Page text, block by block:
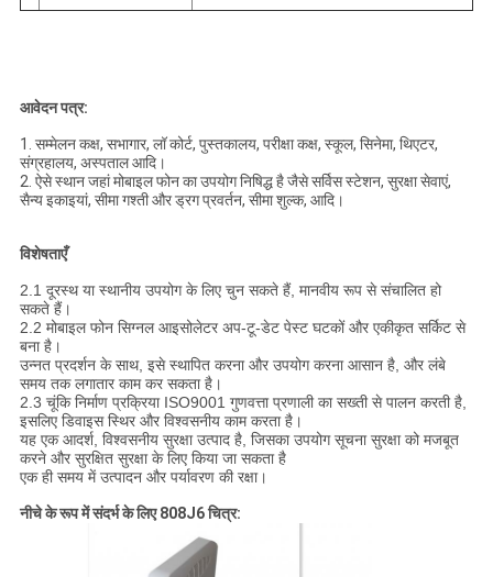
आवेदन पत्र:
1. सम्मेलन कक्ष, सभागार, लॉ कोर्ट, पुस्तकालय, परीक्षा कक्ष, स्कूल, सिनेमा, थिएटर,
संग्रहालय, अस्पताल आदि।
2. ऐसे स्थान जहां मोबाइल फोन का उपयोग निषिद्ध है जैसे सर्विस स्टेशन, सुरक्षा सेवाएं,
सैन्य इकाइयां, सीमा गश्ती और ड्रग प्रवर्तन, सीमा शुल्क, आदि।
विशेषताएँ
2.1 दूरस्थ या स्थानीय उपयोग के लिए चुन सकते हैं, मानवीय रूप से संचालित हो
सकते हैं।
2.2 मोबाइल फोन सिग्नल आइसोलेटर अप-टू-डेट पेस्ट घटकों और एकीकृत सर्किट से
बना है।
उन्नत प्रदर्शन के साथ, इसे स्थापित करना और उपयोग करना आसान है, और लंबे
समय तक लगातार काम कर सकता है।
2.3 चूंकि निर्माण प्रक्रिया ISO9001 गुणवत्ता प्रणाली का सख्ती से पालन करती है,
इसलिए डिवाइस स्थिर और विश्वसनीय काम करता है।
यह एक आदर्श, विश्वसनीय सुरक्षा उत्पाद है, जिसका उपयोग सूचना सुरक्षा को मजबूत
करने और सुरक्षित सुरक्षा के लिए किया जा सकता है
एक ही समय में उत्पादन और पर्यावरण की रक्षा।
नीचे के रूप में संदर्भ के लिए 808J6 चित्र: